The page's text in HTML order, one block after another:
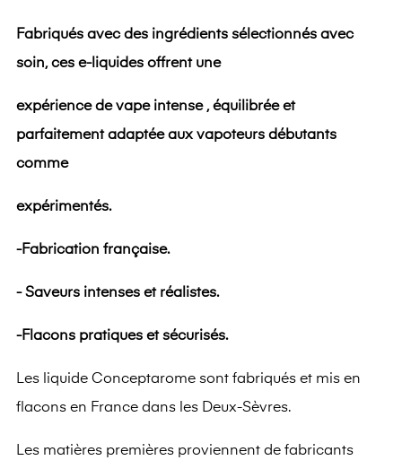
Fabriqués avec des ingrédients sélectionnés avec
soin, ces e-liquides offrent une
expérience de vape intense , équilibrée et
parfaitement adaptée aux vapoteurs débutants
comme
expérimentés.
-Fabrication française.
- Saveurs intenses et réalistes.
-Flacons pratiques et sécurisés.
Les liquide Conceptarome sont fabriqués et mis en
flacons en France dans les Deux-Sèvres.
Les matières premières proviennent de fabricants